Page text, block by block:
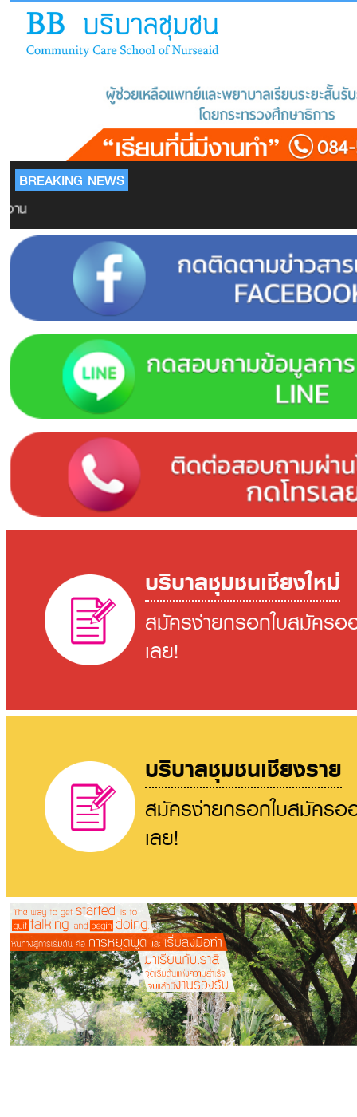
BREAKING NEWS
น
บริบาลชุมชนเชียงใหม่
สมัครง่ายกรอกใบสมัครอ
เลย!
บริบาลชุมชนเชียงราย
สมัครง่ายกรอกใบสมัครอ
เลย!